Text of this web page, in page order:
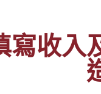
寫收入